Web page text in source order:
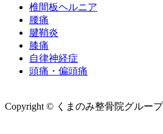
椎間板ヘルニア
腰痛
腱鞘炎
膝痛
自律神経症
頭痛・偏頭痛
Copyright © くまのみ整骨院グループ